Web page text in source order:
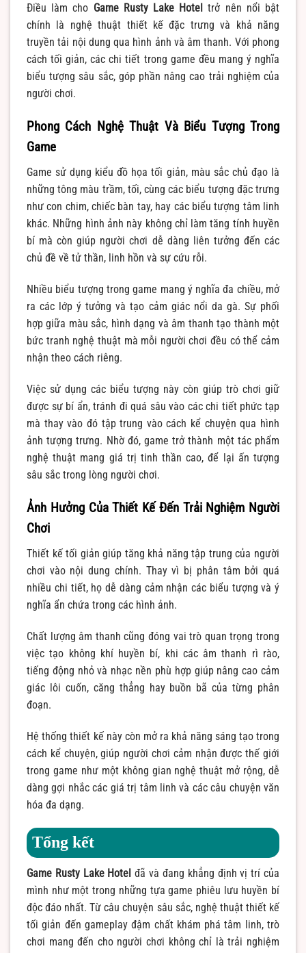
Điều làm cho Game Rusty Lake Hotel trở nên nổi bật
chính là nghệ thuật thiết kế đặc trưng và khả năng
truyền tải nội dung qua hình ảnh và âm thanh. Với phong
cách tối giản, các chi tiết trong game đều mang ý nghĩa
biểu tượng sâu sắc, góp phần nâng cao trải nghiệm của
người chơi.
Phong Cách Nghệ Thuật Và Biểu Tượng Trong
Game
Game sử dụng kiểu đồ họa tối giản, màu sắc chủ đạo là
những tông màu trầm, tối, cùng các biểu tượng đặc trưng
như con chim, chiếc bàn tay, hay các biểu tượng tâm linh
khác. Những hình ảnh này không chỉ làm tăng tính huyền
bí mà còn giúp người chơi dễ dàng liên tưởng đến các
chủ đề về tử thần, linh hồn và sự cứu rỗi.
Nhiều biểu tượng trong game mang ý nghĩa đa chiều, mở
ra các lớp ý tưởng và tạo cảm giác nổi da gà. Sự phối
hợp giữa màu sắc, hình dạng và âm thanh tạo thành một
bức tranh nghệ thuật mà mỗi người chơi đều có thể cảm
nhận theo cách riêng.
Việc sử dụng các biểu tượng này còn giúp trò chơi giữ
được sự bí ẩn, tránh đi quá sâu vào các chi tiết phức tạp
mà thay vào đó tập trung vào cách kể chuyện qua hình
ảnh tượng trưng. Nhờ đó, game trở thành một tác phẩm
nghệ thuật mang giá trị tinh thần cao, để lại ấn tượng
sâu sắc trong lòng người chơi.
Ảnh Hưởng Của Thiết Kế Đến Trải Nghiệm Người
Chơi
Thiết kế tối giản giúp tăng khả năng tập trung của người
chơi vào nội dung chính. Thay vì bị phân tâm bởi quá
nhiều chi tiết, họ dễ dàng cảm nhận các biểu tượng và ý
nghĩa ẩn chứa trong các hình ảnh.
Chất lượng âm thanh cũng đóng vai trò quan trọng trong
việc tạo không khí huyền bí, khi các âm thanh rì rào,
tiếng động nhỏ và nhạc nền phù hợp giúp nâng cao cảm
giác lôi cuốn, căng thẳng hay buồn bã của từng phân
đoạn.
Hệ thống thiết kế này còn mở ra khả năng sáng tạo trong
cách kể chuyện, giúp người chơi cảm nhận được thế giới
trong game như một không gian nghệ thuật mở rộng, dễ
dàng gợi nhắc các giá trị tâm linh và các câu chuyện văn
hóa đa dạng.
Tổng kết
Game Rusty Lake Hotel đã và đang khẳng định vị trí của
mình như một trong những tựa game phiêu lưu huyền bí
độc đáo nhất. Từ câu chuyện sâu sắc, nghệ thuật thiết kế
tối giản đến gameplay đậm chất khám phá tâm linh, trò
chơi mang đến cho người chơi không chỉ là trải nghiệm